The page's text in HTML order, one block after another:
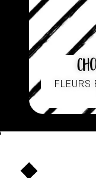
FLEURS